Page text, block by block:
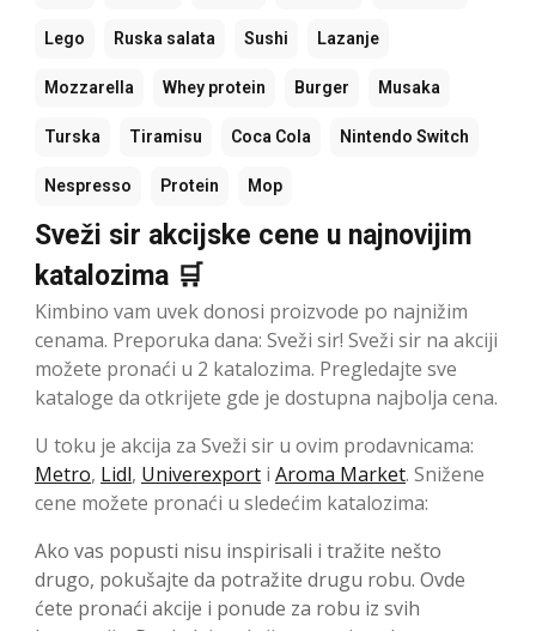
Lego Ruska salata Sushi Lazanje
Mozzarella Whey protein Burger Musaka
Turska Tiramisu Coca Cola Nintendo Switch
Nespresso Protein Mop
Sveži sir akcijske cene u najnovijim
katalozima 🛒
Kimbino vam uvek donosi proizvode po najnižim
cenama. Preporuka dana: Sveži sir! Sveži sir na akciji
možete pronaći u 2 katalozima. Pregledajte sve
kataloge da otkrijete gde je dostupna najbolja cena.
U toku je akcija za Sveži sir u ovim prodavnicama:
Metro, Lidl, Univerexport i Aroma Market. Snižene
cene možete pronaći u sledećim katalozima:
Ako vas popusti nisu inspirisali i tražite nešto
drugo, pokušajte da potražite drugu robu. Ovde
ćete pronaći akcije i ponude za robu iz svih